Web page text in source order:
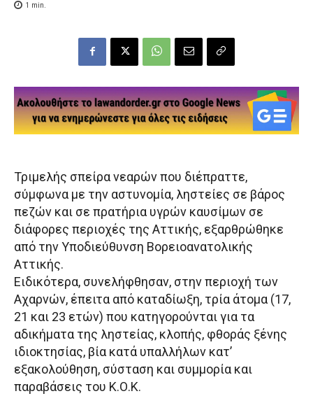
1 min.
Τριμελής σπείρα νεαρών που διέπραττε,
σύμφωνα με την αστυνομία, ληστείες σε βάρος
πεζών και σε πρατήρια υγρών καυσίμων σε
διάφορες περιοχές της Αττικής, εξαρθρώθηκε
από την Υποδιεύθυνση Βορειοανατολικής
Αττικής.
Ειδικότερα, συνελήφθησαν, στην περιοχή των
Αχαρνών, έπειτα από καταδίωξη, τρία άτομα (17,
21 και 23 ετών) που κατηγορούνται για τα
αδικήματα της ληστείας, κλοπής, φθοράς ξένης
ιδιοκτησίας, βία κατά υπαλλήλων κατ’
εξακολούθηση, σύσταση και συμμορία και
παραβάσεις του Κ.Ο.Κ.